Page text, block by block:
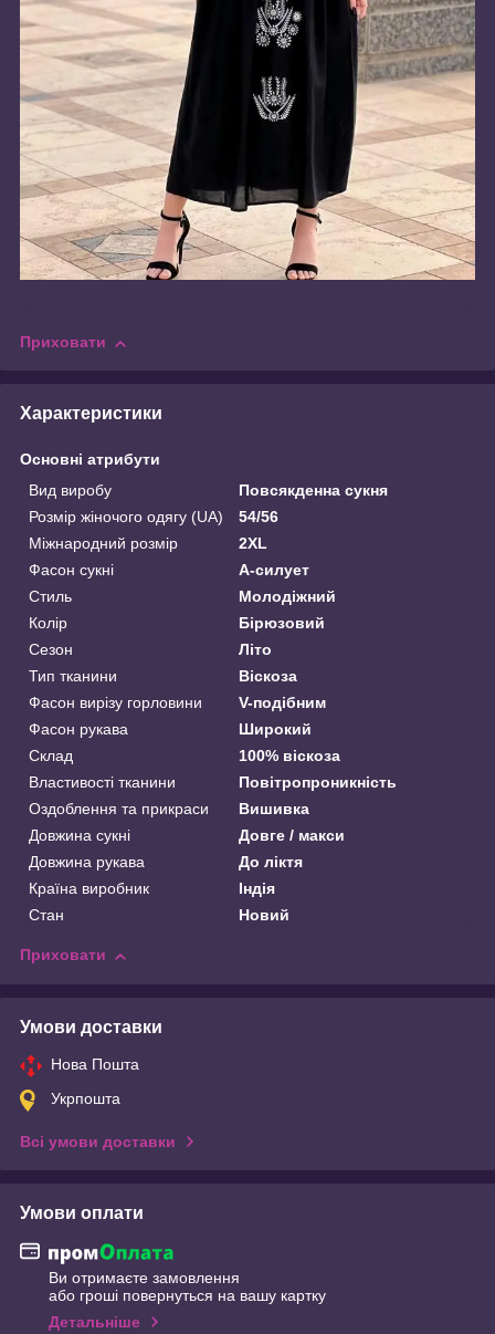
Приховати
Характеристики
Основні атрибути
Вид виробу
Повсякденна сукня
Розмір жіночого одягу (UA)
54/56
Міжнародний розмір
2XL
Фасон сукні
А-силует
Стиль
Молодіжний
Колір
Бірюзовий
Сезон
Літо
Тип тканини
Віскоза
Фасон вирізу горловини
V-подібним
Фасон рукава
Широкий
Склад
100% віскоза
Властивості тканини
Повітропроникність
Оздоблення та прикраси
Вишивка
Довжина сукні
Довге / макси
Довжина рукава
До ліктя
Країна виробник
Індія
Стан
Новий
Приховати
Умови доставки
Нова Пошта
Укрпошта
Всі умови доставки
Умови оплати
Ви отримаєте замовлення
або гроші повернуться на вашу картку
Детальніше